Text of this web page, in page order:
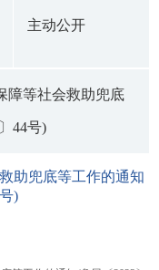
主动公开
障等社会救助兜底
44号)
助兜底等工作的通知
)